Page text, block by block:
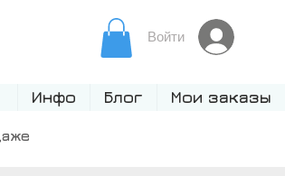
Войти
Инфо Блог Мои заказы